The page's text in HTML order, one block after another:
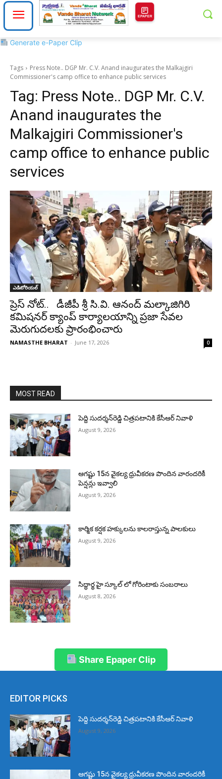
EPAPER
Generate e-Paper Clip
Tags
Press Note.. DGP Mr. C.V. Anand inaugurates the Malkajgiri
Commissioner's camp office to enhance public services
Tag: Press Note.. DGP Mr. C.V.
Anand inaugurates the
Malkajgiri Commissioner's
camp office to enhance public
services
ఎడిటోరియల్
ప్రెస్ నోట్.. డీజీపీ శ్రీ సి.వి. ఆనంద్ మల్కాజిగిరి
కమిషనర్ క్యాంప్ కార్యాలయాన్ని ప్రజా సేవల
మెరుగుదలకు ప్రారంభించారు
NAMASTHE BHARAT - June 17, 2026 0
MOST READ
పెద్ది సుదర్శన్‌రెడ్డి చిత్రపటానికి కేసీఆర్‌ నివాళి
August 9, 2026
ఆగష్టు 15న వైకల్య ధ్రువీకరణ పొందిన వారందరికీ
పెన్షన్లు ఇవ్వాలి
August 9, 2026
కార్మిక కర్షక హక్కులను కాలరాస్తున్న పాలకులు
August 9, 2026
సిద్ధార్థ హై స్కూల్ లో గోరింటాకు సంబరాలు
August 8, 2026
Share Epaper Clip
EDITOR PICKS
పెద్ది సుదర్శన్‌రెడ్డి చిత్రపటానికి కేసీఆర్‌ నివాళి
August 9, 2026
ఆగష్టు 15న వైకల్య ధ్రువీకరణ పొందిన వారందరికీ